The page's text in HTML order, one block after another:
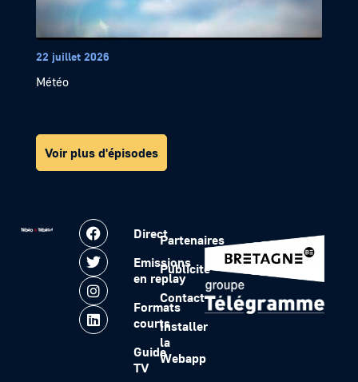
22 juillet 2026
Météo
Voir plus d'épisodes
Direct
Emissions
en replay
Formats
courts
Guide
TV
Partenaires
Publicité
Contact
Installer
la
Webapp